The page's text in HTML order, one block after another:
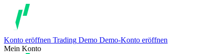
Konto eröffnen Trading Demo Demo-Konto eröffnen
Mein Konto